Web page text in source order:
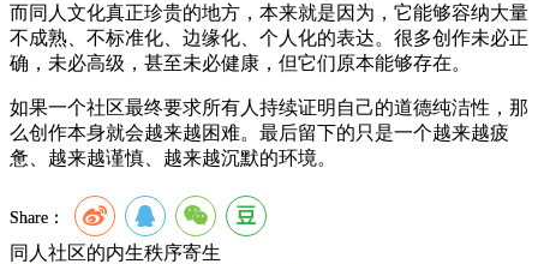
而同人文化真正珍贵的地方，本来就是因为，它能够容纳大量
不成熟、不标准化、边缘化、个人化的表达。很多创作未必正
确，未必高级，甚至未必健康，但它们原本能够存在。
如果一个社区最终要求所有人持续证明自己的道德纯洁性，那
么创作本身就会越来越困难。最后留下的只是一个越来越疲
惫、越来越谨慎、越来越沉默的环境。
Share：
同人社区的内生秩序寄生